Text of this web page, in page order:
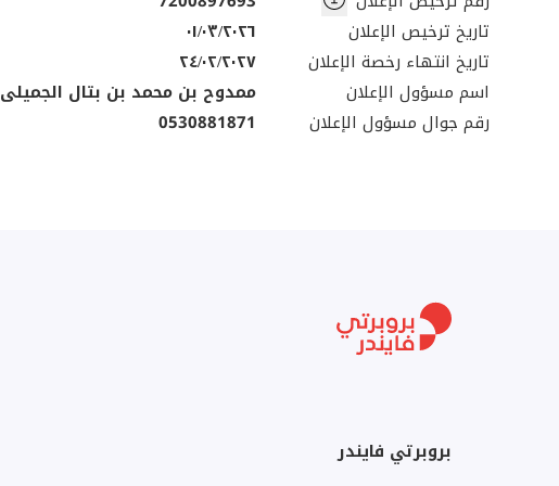
تاريخ ترخيص الإعلان
٠١/٠٣/٢٠٢٦
تاريخ انتهاء رخصة الإعلان
٢٤/٠٢/٢٠٢٧
اسم مسؤول الإعلان
ممدوح بن محمد بن بتال الجميلى
رقم جوال مسؤول الإعلان
0530881871
بروبرتي فايندر